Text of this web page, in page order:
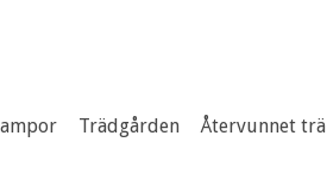
Trädgården
Återvunnet trä